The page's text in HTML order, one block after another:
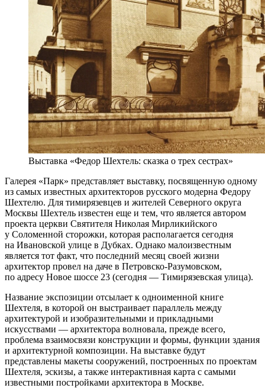
Выставка «Федор Шехтель: сказка о трех сестрах»
Галерея «Парк» представляет выставку, посвященную одному
из самых известных архитекторов русского модерна Федору
Шехтелю. Для тимирязевцев и жителей Северного округа
Москвы Шехтель известен еще и тем, что является автором
проекта церкви Святителя Николая Мирликийского
у Соломенной сторожки, которая располагается сегодня
на Ивановской улице в Дубках. Однако малоизвестным
является тот факт, что последний месяц своей жизни
архитектор провел на даче в Петровско-Разумовском,
по адресу Новое шоссе 23 (сегодня — Тимирязевская улица).
Название экспозиции отсылает к одноименной книге
Шехтеля, в которой он выстраивает параллель между
архитектурой и изобразительными и прикладными
искусствами — архитектора волновала, прежде всего,
проблема взаимосвязи конструкции и формы, функции здания
и архитектурной композиции. На выставке будут
представлены макеты сооружений, построенных по проектам
Шехтеля, эскизы, а также интерактивная карта с самыми
известными постройками архитектора в Москве.